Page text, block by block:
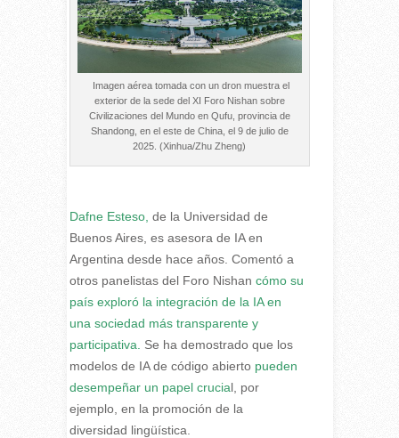
Imagen aérea tomada con un dron muestra el
exterior de la sede del XI Foro Nishan sobre
Civilizaciones del Mundo en Qufu, provincia de
Shandong, en el este de China, el 9 de julio de
2025. (Xinhua/Zhu Zheng)
Dafne Esteso, de la Universidad de
Buenos Aires, es asesora de IA en
Argentina desde hace años. Comentó a
otros panelistas del Foro Nishan cómo su
país exploró la integración de la IA en
una sociedad más transparente y
participativa.
Se ha demostrado que los
modelos de IA de código abierto pueden
desempeñar un papel crucial, por
ejemplo, en la promoción de la
diversidad lingüística.